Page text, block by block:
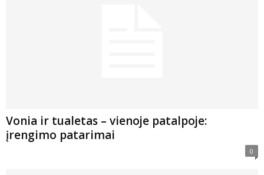
Vonia ir tualetas – vienoje patalpoje:
įrengimo patarimai
0